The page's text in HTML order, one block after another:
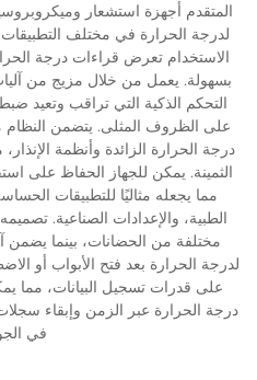
المتقدم أجهزة استشعار
لدرجة الحرارة في مختلف
الاستخدام تعرض قراءات درجة
بسهولة. يعمل من خلال مزيج من
التحكم الذكية التي تراقب وتعيد
على الظروف المثلى. يتضمن النظام
درجة الحرارة الزائدة وأنظمة
مما يجعله مثاليًا للتطبيقات
الطبية، والإعدادات الصناعية.
لدرجة الحرارة بعد فتح الأبواب أو
على قدرات تسجيل البيانات، مما
درجة الحرارة عبر الزمن وإبقاء
في